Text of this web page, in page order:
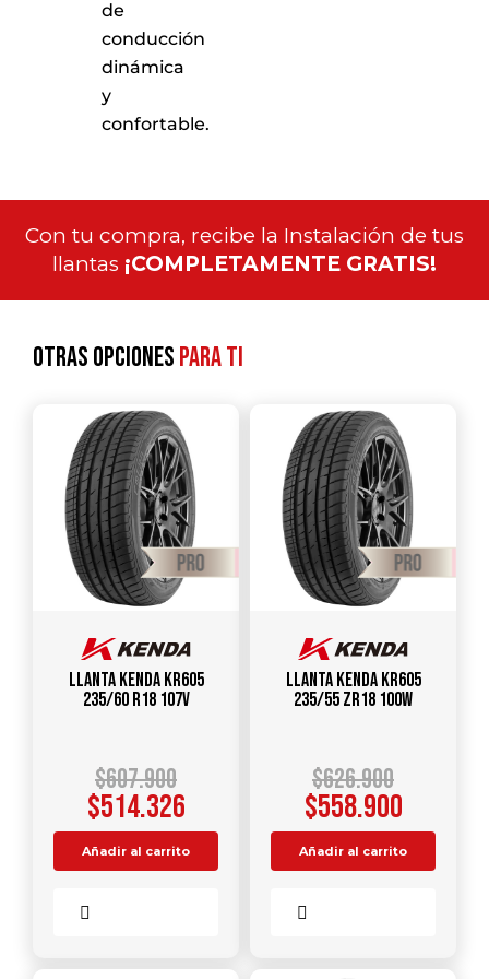
de
conducción
dinámica
y
confortable.
Con tu compra, recibe la Instalación de tus
llantas ¡COMPLETAMENTE GRATIS!
Otras opcionespara ti
Llanta KENDA KR605
235/60 R18 107V
$607.900
$514.326
Añadir al carrito
Llanta KENDA KR605
235/55 ZR18 100W
$626.900
$558.900
Añadir al carrito